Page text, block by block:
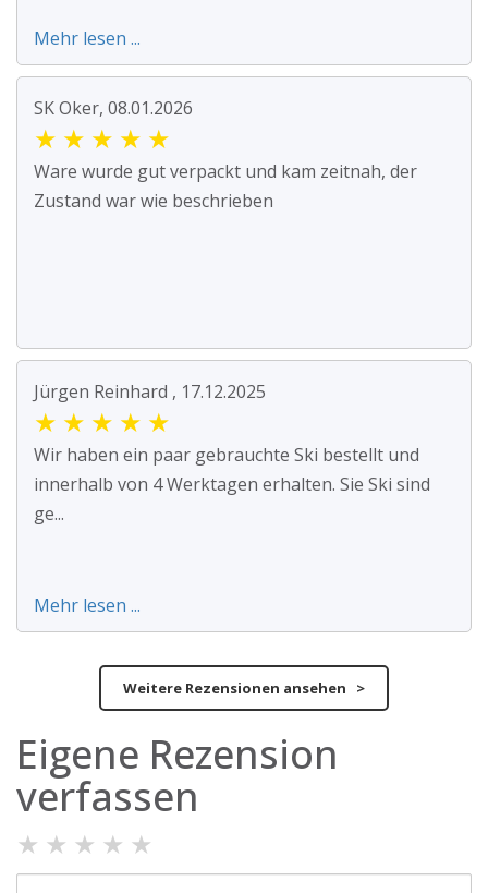
Mehr lesen ...
SK Oker, 08.01.2026
★ ★ ★ ★ ★
Ware wurde gut verpackt und kam zeitnah, der
Zustand war wie beschrieben
Jürgen Reinhard , 17.12.2025
★ ★ ★ ★ ★
Wir haben ein paar gebrauchte Ski bestellt und
innerhalb von 4 Werktagen erhalten. Sie Ski sind
ge...
Mehr lesen ...
Weitere Rezensionen ansehen >
Eigene Rezension
verfassen
★ ★ ★ ★ ★